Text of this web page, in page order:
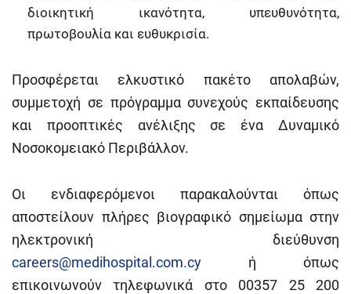
διοικητική ικανότητα, υπευθυνότητα,
πρωτοβουλία και ευθυκρισία.
Προσφέρεται ελκυστικό πακέτο απολαβών,
συμμετοχή σε πρόγραμμα συνεχούς εκπαίδευσης
και προοπτικές ανέλιξης σε ένα Δυναμικό
Νοσοκομειακό Περιβάλλον.
Οι ενδιαφερόμενοι παρακαλούνται όπως
αποστείλουν πλήρες βιογραφικό σημείωμα στην
ηλεκτρονική διεύθυνση
careers@medihospital.com.cy ή όπως
επικοινωνούν τηλεφωνικά στο 00357 25 200